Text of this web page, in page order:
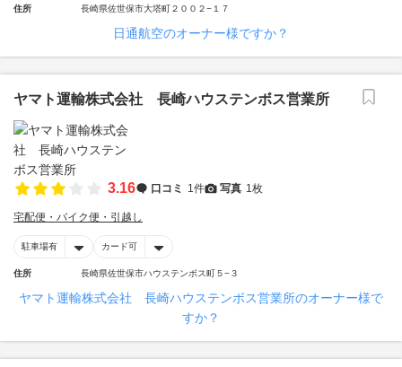
住所 長崎県佐世保市大塔町２００２−１７
日通航空のオーナー様ですか？
ヤマト運輸株式会社 長崎ハウステンボス営業所
3.16 口コミ 1件 写真 1枚
宅配便・バイク便・引越し
駐車場有 カード可
住所 長崎県佐世保市ハウステンボス町５−３
ヤマト運輸株式会社 長崎ハウステンボス営業所のオーナー様で
すか？